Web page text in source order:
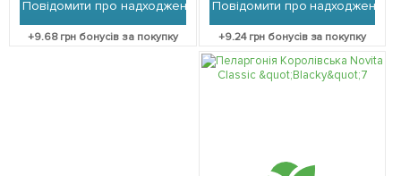
Повідомити про надходження
+9.68грн бонусів за покупку
Повідомити про надходження
+9.24грн бонусів за покупку